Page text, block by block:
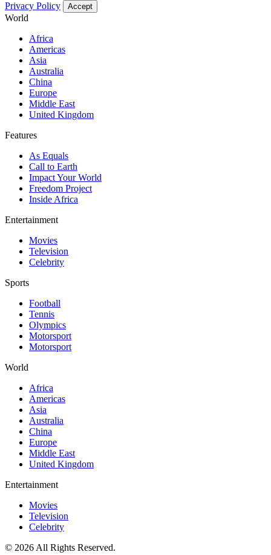
Privacy Policy Accept
World
Africa
Americas
Asia
Australia
China
Europe
Middle East
United Kingdom
Features
As Equals
Call to Earth
Impact Your World
Freedom Project
Inside Africa
Entertainment
Movies
Television
Celebrity
Sports
Football
Tennis
Olympics
Motorsport
Motorsport
World
Africa
Americas
Asia
Australia
China
Europe
Middle East
United Kingdom
Entertainment
Movies
Television
Celebrity
© 2026 All Rights Reserved.